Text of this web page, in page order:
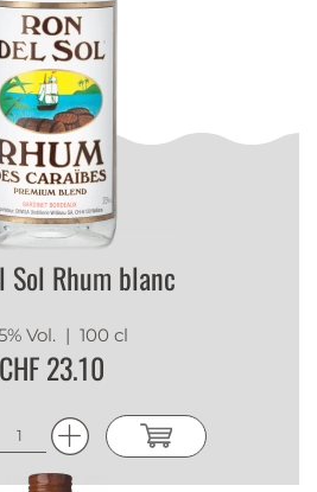
Sol Rhum blanc
Vol. | 100 cl
CHF 23.10